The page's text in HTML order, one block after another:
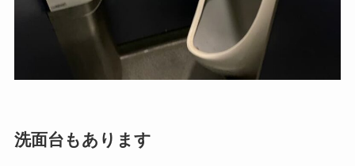
洗面台もあります